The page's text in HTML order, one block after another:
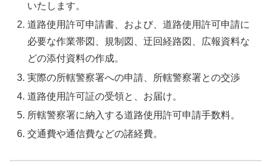
いたします。
道路使用許可申請書、および、道路使用許可申請に
必要な作業帯図、規制図、迂回経路図、広報資料な
どの添付資料の作成。
実際の所轄警察署への申請、所轄警察署との交渉
道路使用許可証の受領と、お届け。
所轄警察署に納入する道路使用許可申請手数料。
交通費や通信費などの諸経費。